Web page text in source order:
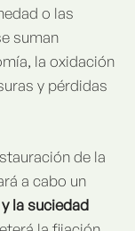
o las
suman
la oxidación
y pérdidas
de la
a cabo un
la suciedad